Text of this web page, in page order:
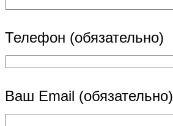
Телефон (обязательно)
Ваш Email (обязательно)